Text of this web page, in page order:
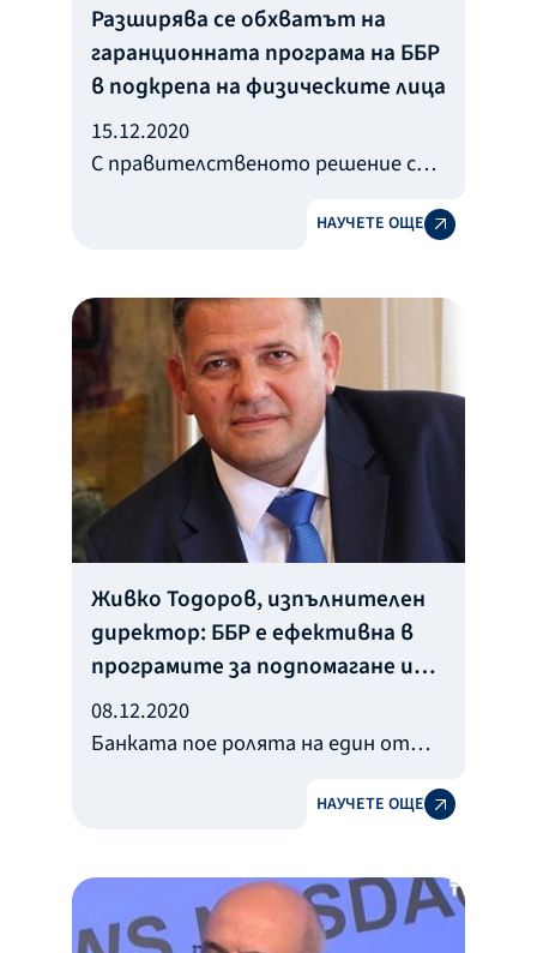
Разширява се обхватът на
гаранционната програма на ББР
в подкрепа на физическите лица
15.12.2020
С правителственото решение се
безлихвените заеми и срокът за
НАУЧЕТЕ ОЩЕ
Живко Тодоров, изпълнителен
директор: ББР е ефективна в
програмите за подпомагане и
развитие
08.12.2020
Банката пое ролята на един от
инструменти на българското
изпълнителният директор на ББР
в интервю за "24 часа"
НАУЧЕТЕ ОЩЕ